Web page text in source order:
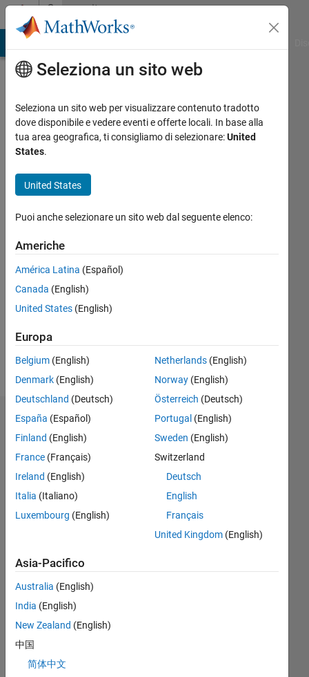
Vai al contenutoCommunity
Profile
Iñaki
Lalinde
Last
mesi fa
dal 2021
Followers:
Following:
Follow
Dashboard
Statistica
M…
CONTRIBUTI L
0
1
08/21
03/22
10/22
05/23
12/23
07/24
02/25
09/25
04/26
04/22
12/22
08/23
04/24
12/24
08/25
05/22
02/23
11/23
08/24
05/25
02/26
CRONOLOGIA
Seleziona un sito web
Seleziona un sito web per visualizzare contenuto tradotto
dove disponibile e vedere eventi e offerte locali. In base alla
tua area geografica, ti consigliamo di selezionare:United
States.
United States
Puoi anche selezionare un sito web dal seguente elenco:
Americhe
América Latina (Español)
Canada (English)
United States (English)
Europa
Belgium (English)
Denmark (English)
Deutschland (Deutsch)
España (Español)
Finland (English)
France (Français)
Ireland (English)
Italia (Italiano)
Luxembourg (English)
Netherlands(English)
Norway(English)
Österreich (Deutsch)
Portugal (English)
Sweden (English)
Switzerland
Deutsch
English
Français
United Kingdom(English)
Asia-Pacifico
Australia (English)
India (English)
New Zealand (English)
中国
简体中文